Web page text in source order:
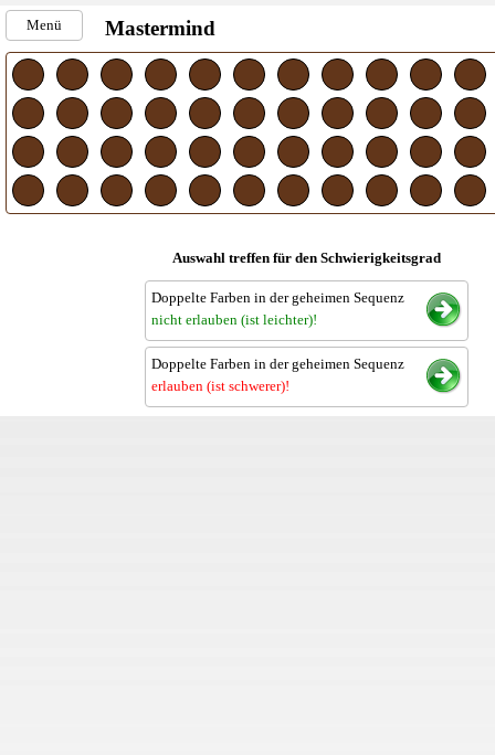
Menü Mastermind
Auswahl treffen für den Schwierigkeitsgrad
Doppelte Farben in der geheimen Sequenz
nicht erlauben (ist leichter)!
Doppelte Farben in der geheimen Sequenz
erlauben (ist schwerer)!